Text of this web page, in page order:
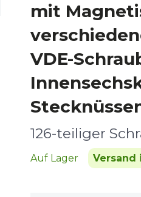
mit
VDE-
126-teiliger
Auf Lager Versand